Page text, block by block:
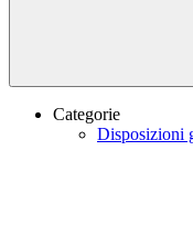
Categorie
Disposizioni